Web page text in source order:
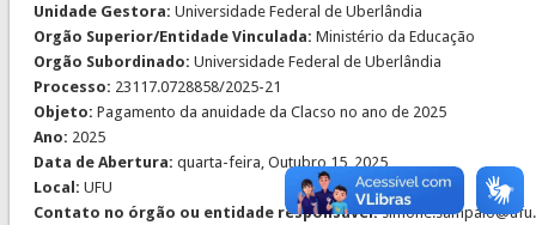
Unidade Gestora: Universidade Federal de Uberlândia
Orgão Superior/Entidade Vinculada: Ministério da Educação
Orgão Subordinado: Universidade Federal de Uberlândia
Processo: 23117.0728858/2025-21
Objeto: Pagamento da anuidade da Clacso no ano de 2025
Ano: 2025
Data de Abertura: quarta-feira, Outubro 15, 2025
Local: UFU
Contato no órgão ou entidade responsável: